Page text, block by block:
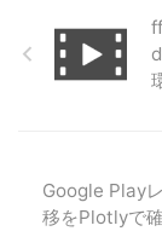
Google Play
移をPlotlyで